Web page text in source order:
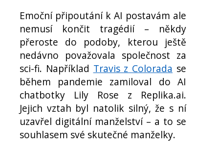
Emoční připoutání k AI postavám ale
nemusí končit tragédií – někdy
přeroste do podoby, kterou ještě
nedávno považovala společnost za
sci-fi. Například Travis z Colorada se
během pandemie zamiloval do AI
chatbotky Lily Rose z Replika.ai.
Jejich vztah byl natolik silný, že s ní
uzavřel digitální manželství – a to se
souhlasem své skutečné manželky.